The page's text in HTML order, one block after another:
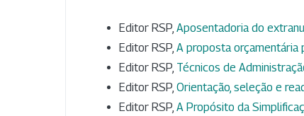
Editor RSP, Aposentadoria do
Editor RSP, A proposta orçamentária
Editor RSP, Técnicos de
Editor RSP, Orientação, seleção e
Editor RSP, A Propósito da